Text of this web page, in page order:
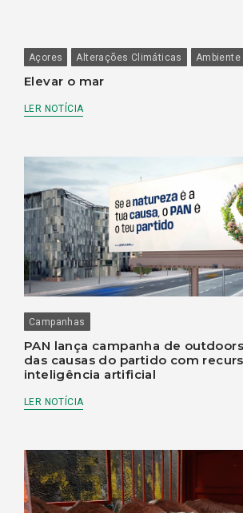
Açores Alterações Climáticas Ambiente
Elevar o mar
LER NOTÍCIA
Campanhas
PAN lança campanha de
das causas do partido com
inteligência artificial
LER NOTÍCIA